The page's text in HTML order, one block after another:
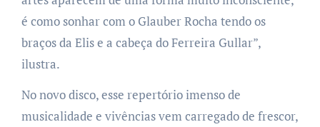
é como sonhar com o Glauber Rocha tendo os
braços da Elis e a cabeça do Ferreira Gullar”,
ilustra.
No novo disco, esse repertório imenso de
musicalidade e vivências vem carregado de frescor,